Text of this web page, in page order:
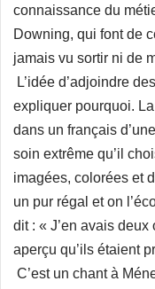
connaissance du
Downing, qui font de
jamais vu sortir ni de
L’idée d’adjoindre
expliquer pourquoi.
dans un français
soin extrême qu’il
imagées, colorées et
un pur régal et on
dit : « J’en avais
aperçu qu’ils étaient
C’est un chant à